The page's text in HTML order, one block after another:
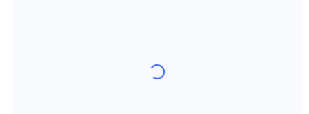
indique qu'il a son siège à Singapour, avec "des succursales au